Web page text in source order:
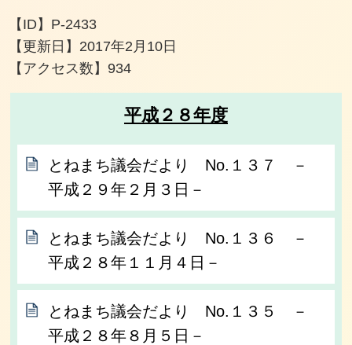
【ID】 P-2433
【更新日】 2017年2月10日
【アクセス数】934
平成２８年度
とねまち議会だより No.１３７ －
平成２９年２月３日－
とねまち議会だより No.１３６ －
平成２８年１１月４日－
とねまち議会だより No.１３５ －
平成２８年８月５日－